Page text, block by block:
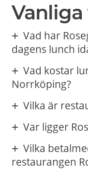
Vad har
dagens lunch
Vad kostar
Norrköping?
Vilka är
Var ligger
Vilka
restaurangen